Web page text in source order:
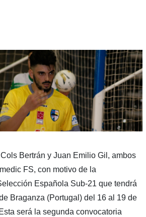
Bertrán y Juan Emilio Gil, ambos
FS, con motivo de la
Española Sub-21 que tendrá
Braganza (Portugal) del 16 al 19 de
será la segunda convocatoria